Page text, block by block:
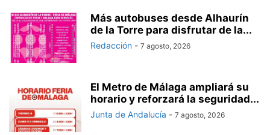
Más autobuses desde Alhaurín
de la Torre para disfrutar de la...
Redacción - 7 agosto, 2026
El Metro de Málaga ampliará su
horario y reforzará la seguridad...
Junta de Andalucía - 7 agosto, 2026